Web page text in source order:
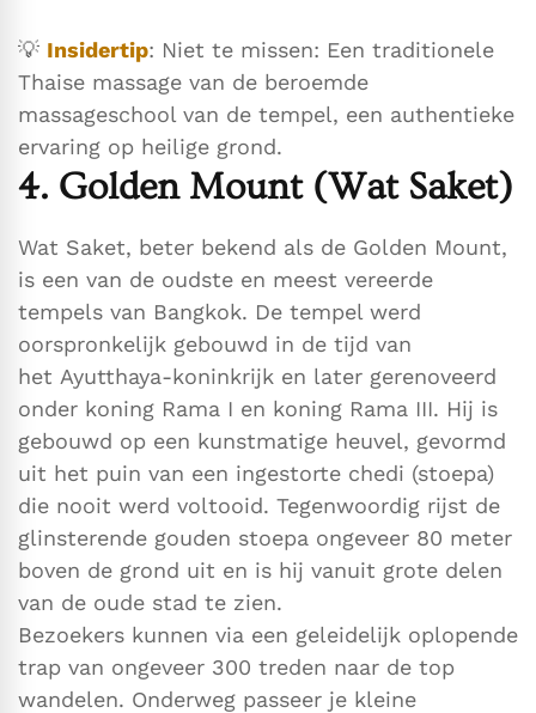
💡 Insidertip: Niet te missen: Een traditionele
Thaise massage van de beroemde
massageschool van de tempel, een authentieke
ervaring op heilige grond.
4. Golden Mount (Wat Saket)
Wat Saket, beter bekend als de Golden Mount,
is een van de oudste en meest vereerde
tempels van Bangkok. De tempel werd
oorspronkelijk gebouwd in de tijd van
het Ayutthaya-koninkrijk en later gerenoveerd
onder koning Rama I en koning Rama III. Hij is
gebouwd op een kunstmatige heuvel, gevormd
uit het puin van een ingestorte chedi (stoepa)
die nooit werd voltooid. Tegenwoordig rijst de
glinsterende gouden stoepa ongeveer 80 meter
boven de grond uit en is hij vanuit grote delen
van de oude stad te zien.
Bezoekers kunnen via een geleidelijk oplopende
trap van ongeveer 300 treden naar de top
wandelen. Onderweg passeer je kleine